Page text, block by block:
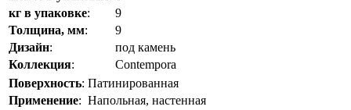
кг в упаковке:
9
Толщина, мм:
9
Дизайн:
под камень
Коллекция:
Contempora
Поверхность: Патинированная
Применение: Напольная, настенная